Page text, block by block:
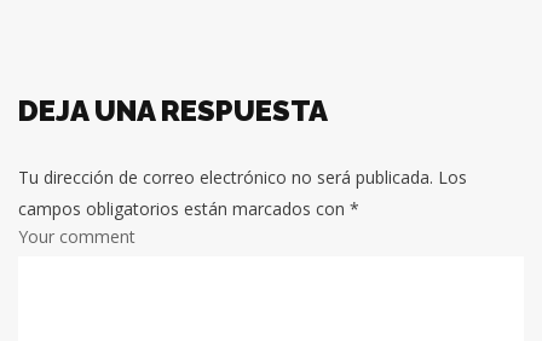
DEJA UNA RESPUESTA
Tu dirección de correo electrónico no será publicada. Los
campos obligatorios están marcados con *
Your comment